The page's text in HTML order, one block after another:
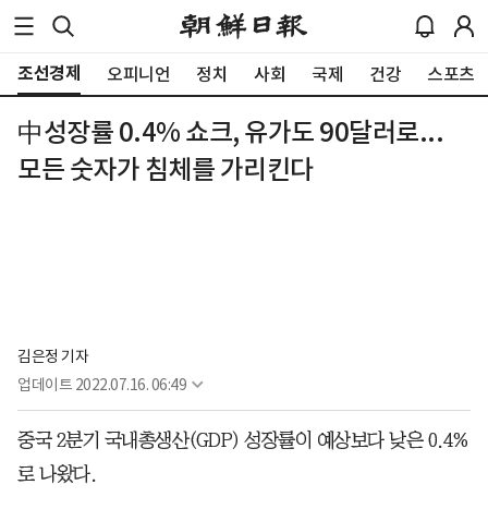
조선경제 오피니언 정치 사회 국제 건강 스포츠
中성장률 0.4% 쇼크, 유가도 90달러로...
모든 숫자가 침체를 가리킨다
김은정 기자
업데이트 2022.07.16. 06:49
중국 2분기 국내총생산(GDP) 성장률이 예상보다 낮은 0.4%
로 나왔다.